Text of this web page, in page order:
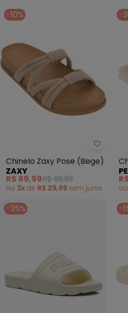
-10%
Zaxy -
Chinelo Zaxy Pose (Bege)
ZAXY
R$ 89,99R$ 99,99
ou 3x de R$ 29,99 sem juros
-
ou
-35% -